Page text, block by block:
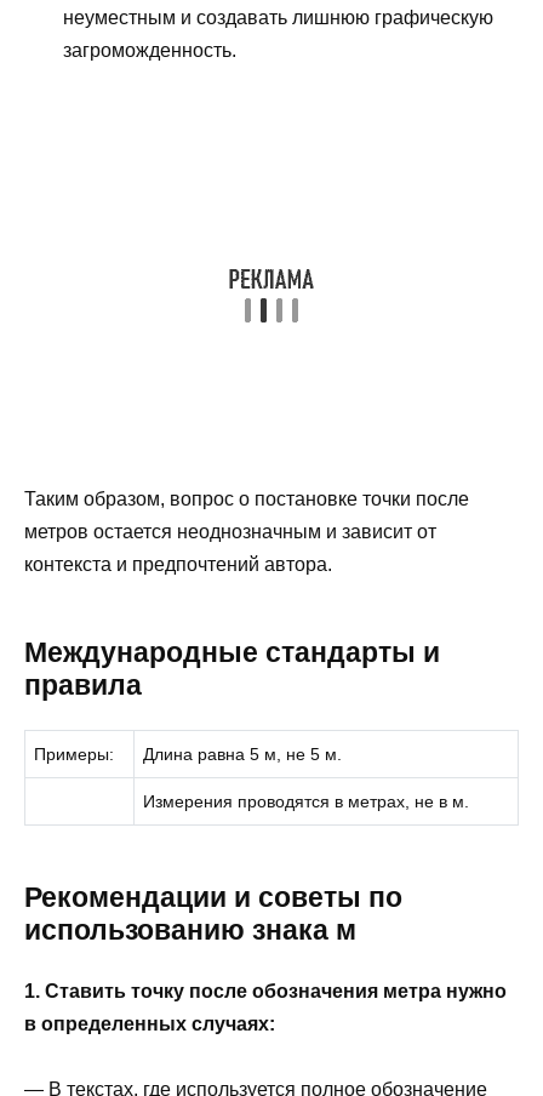
неуместным и создавать лишнюю графическую
загроможденность.
Таким образом, вопрос о постановке точки после
метров остается неоднозначным и зависит от
контекста и предпочтений автора.
Международные стандарты и
правила
Примеры: Длина равна 5 м, не 5 м.
Измерения проводятся в метрах, не в м.
Рекомендации и советы по
использованию знака м
1. Ставить точку после обозначения метра нужно
в определенных случаях:
— В текстах, где используется полное обозначение